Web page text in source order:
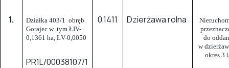
1.
Działka 403/1 obręb
Gorajec w tym ŁIV-
0,1361 ha, ŁV-0,0050
PR1L/00038107/1
0,1411 Dzierżawa rolna
do
w
okres 3